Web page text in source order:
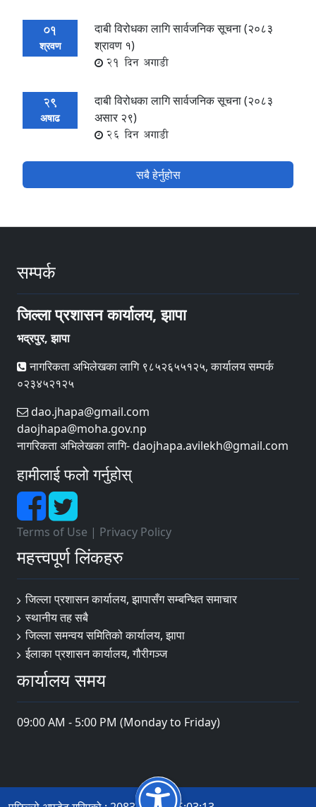
01
श्रवण
दाबी विरोधका लागि सार्वजनिक सूचना (२०८३
श्रावण १)
21 दिन अगाडी
29
अषाढ
दाबी विरोधका लागि सार्वजनिक सूचना (२०८३
असार २९)
26 दिन अगाडी
सबै हेर्नुहोस
सम्पर्क
जिल्ला प्रशासन कार्यालय, झापा
भद्रपुर, झापा
नागरिकता अभिलेखका लागि ९८५२६५५१२५, कार्यालय सम्पर्क
०२३४५२१२५
dao.jhapa@gmail.com
daojhapa@moha.gov.np
नागरिकता अभिलेखका लागि- daojhapa.avilekh@gmail.com
हामीलाई फलो गर्नुहोस्
Terms of Use | Privacy Policy
महत्त्वपूर्ण लिंकहरु
जिल्ला प्रशासन कार्यालय, झापासँग सम्बन्धित समाचार
स्थानीय तह सबै
जिल्ला समन्वय समितिको कार्यालय, झापा
ईलाका प्रशासन कार्यालय, गौरीगञ्ज
कार्यालय समय
09:00 AM - 5:00 PM (Monday to Friday)